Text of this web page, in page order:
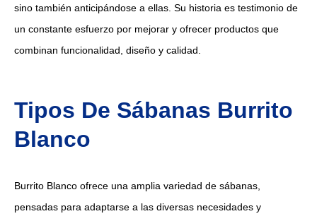
sino también anticipándose a ellas. Su historia es testimonio de
un constante esfuerzo por mejorar y ofrecer productos que
combinan funcionalidad, diseño y calidad.
Tipos De Sábanas Burrito
Blanco
Burrito Blanco ofrece una amplia variedad de sábanas,
pensadas para adaptarse a las diversas necesidades y